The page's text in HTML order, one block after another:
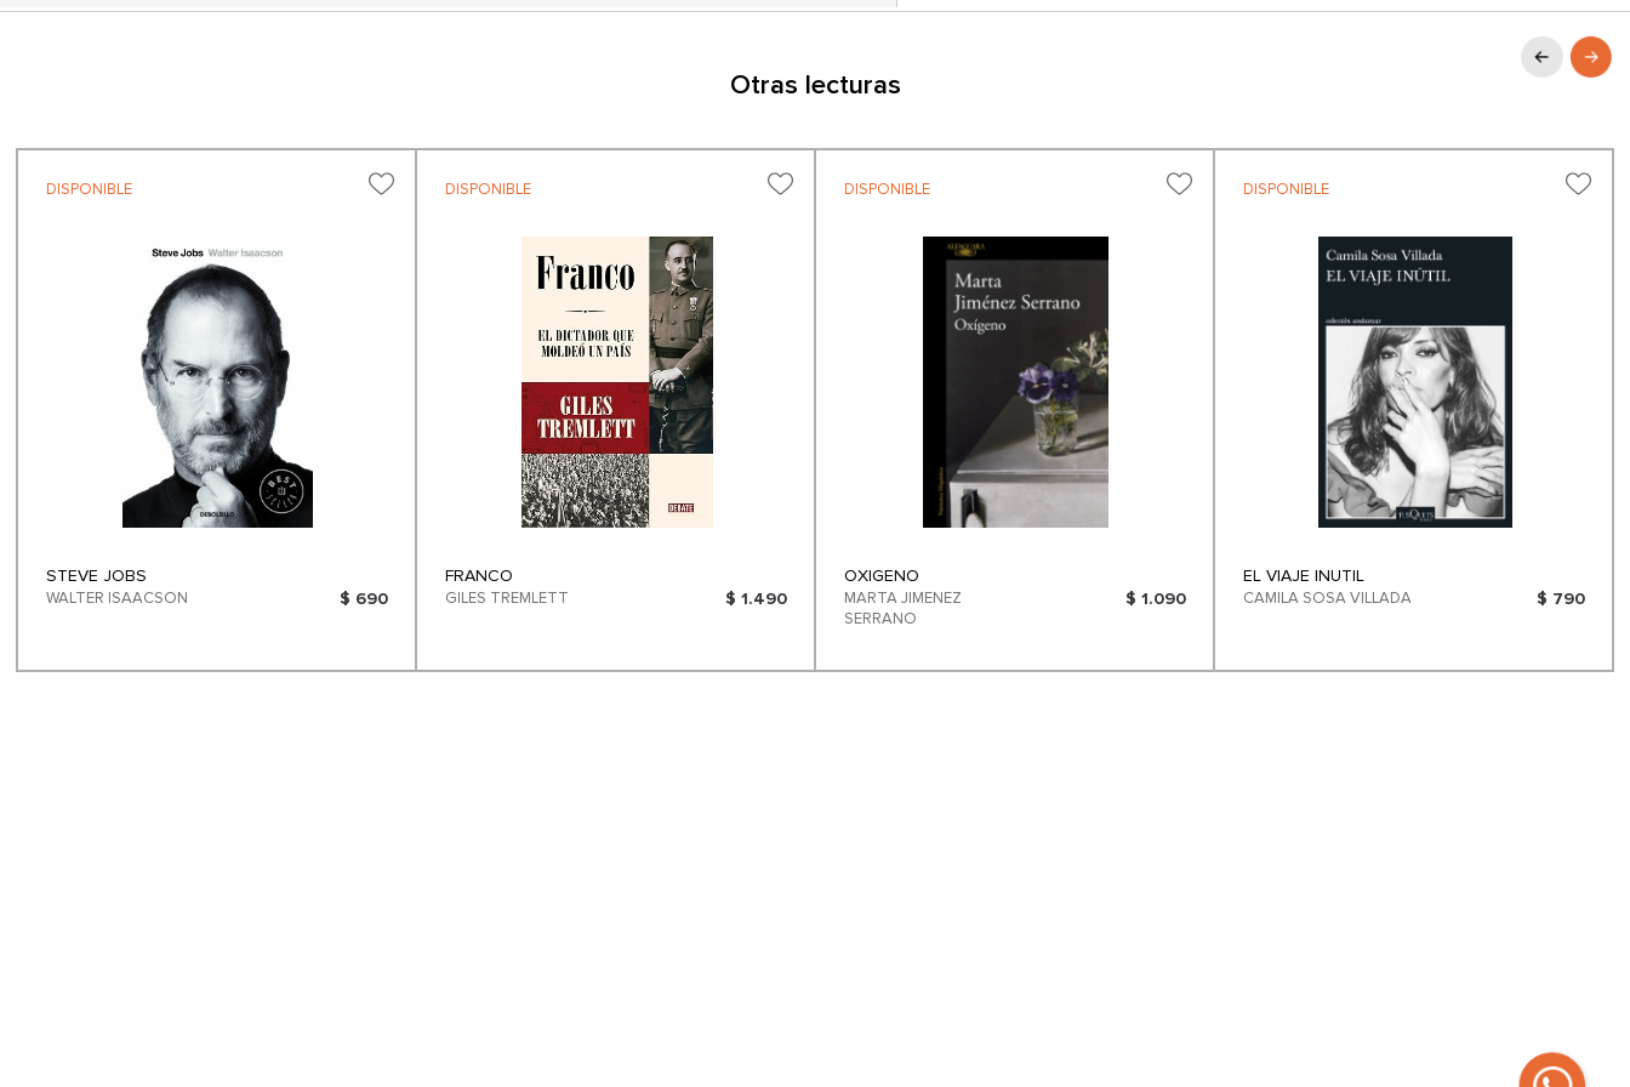
Otras lecturas
DISPONIBLE
STEVE JOBS
WALTER ISAACSON $ 690
DISPONIBLE
FRANCO
GILES TREMLETT $ 1.490
DISPONIBLE
OXIGENO
MARTA JIMENEZ
SERRANO
$ 1.090
DISPONIBLE
EL VIAJE INUTIL
CAMILA SOSA VILLADA $ 790